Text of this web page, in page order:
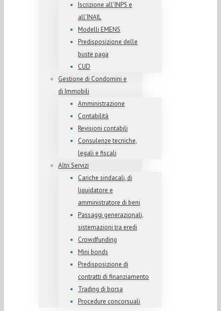
Iscrizione all’INPS e
all’INAIL
Modelli EMENS
Predisposizione delle
buste paga
CUD
Gestione di Condomini e
di Immobili
Amministrazione
Contabilità
Revisioni contabili
Consulenze tecniche,
legali e fiscali
Altri Servizi
Cariche sindacali, di
liquidatore e
amministratore di beni
Passaggi generazionali,
sistemazioni tra eredi
Crowdfunding
Mini bonds
Predisposizione di
contratti di finanziamento
Trading di borsa
Procedure concorsuali